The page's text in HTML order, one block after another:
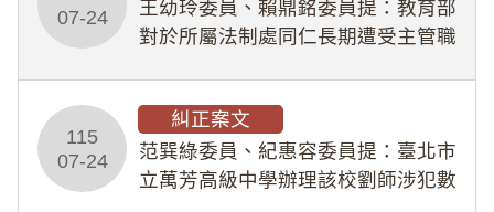
於停工期間
07-24
王幼玲委員、賴鼎銘委員提：教育部
對於所屬法制處同仁長期遭受主管職
人員保障法」及「職業安全衛生法」
所定維護公務人員
115
07-24
糾正案文
范巽綠委員、紀惠容委員提：臺北市
立萬芳高級中學辦理該校劉師涉犯數